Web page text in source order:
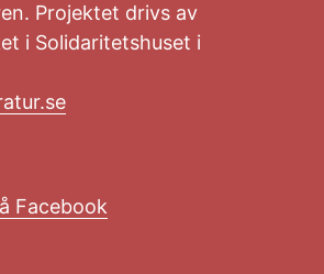
Projektet drivs av
i Solidaritetshuset i
Facebook